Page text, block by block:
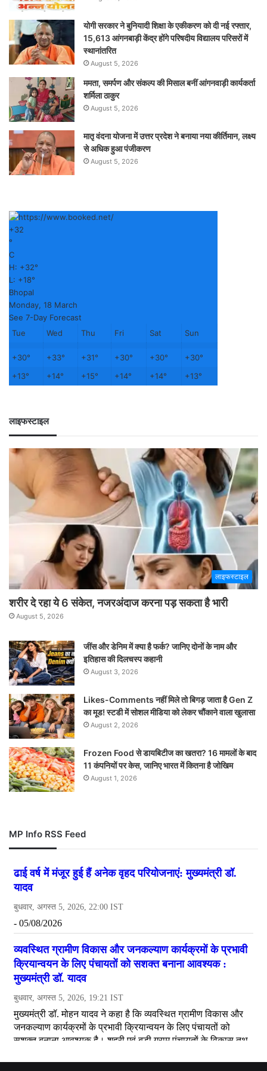
योगी सरकार ने बुनियादी शिक्षा के एकीकरण को दी नई रफ्तार,
15,613 आंगनबाड़ी केंद्र होंगे परिषदीय विद्यालय परिसरों में
स्थानांतरित
August 5, 2026
ममता, समर्पण और संकल्प की मिसाल बनीं आंगनवाड़ी कार्यकर्ता
शर्मिला ठाकुर
August 5, 2026
मातृ वंदना योजना में उत्तर प्रदेश ने बनाया नया कीर्तिमान, लक्ष्य
से अधिक हुआ पंजीकरण
August 5, 2026
+32
°
C
H: +32°
L: +18°
Bhopal
Monday, 18 March
See 7-Day Forecast
Tue
Wed Thu Fri Sat Sun
+30° +33° +31° +30° +30° +30°
+13° +14° +15° +14° +14° +13°
लाइफस्टाइल
लाइफस्टाइल
शरीर दे रहा ये 6 संकेत, नजरअंदाज करना पड़ सकता है भारी
August 5, 2026
जींस और डेनिम में क्या है फर्क? जानिए दोनों के नाम और
इतिहास की दिलचस्प कहानी
August 3, 2026
Likes-Comments नहीं मिले तो बिगड़ जाता है Gen Z
का मूड! स्टडी में सोशल मीडिया को लेकर चौंकाने वाला खुलासा
August 2, 2026
Frozen Food से डायबिटीज का खतरा? 16 मामलों के बाद
11 कंपनियों पर केस, जानिए भारत में कितना है जोखिम
August 1, 2026
MP Info RSS Feed